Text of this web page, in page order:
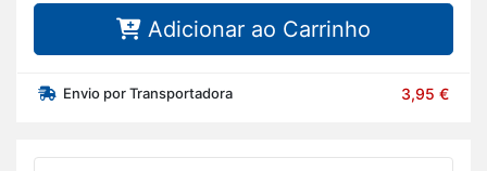
Adicionar ao Carrinho
Envio por Transportadora 3,95 €